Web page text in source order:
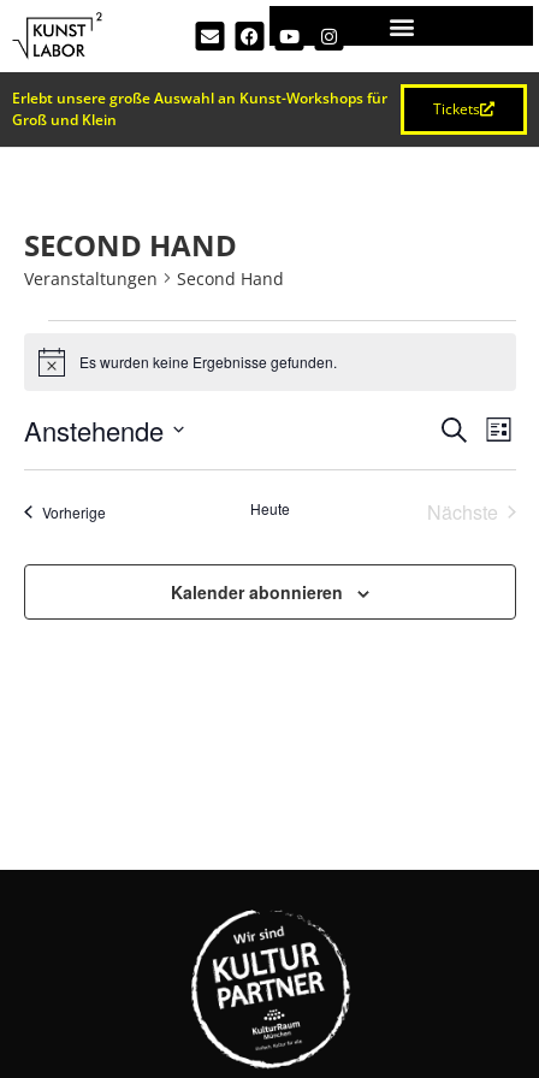
Erlebt unsere große Auswahl an Kunst-Workshops für
Groß und Klein
Tickets
SECOND HAND
Veranstaltungen Second Hand
HinweisEs wurden keine Ergebnisse gefunden.
UND
SucheListe
Anstehende
wählen.
VorherigeVeranstaltungen Heute Nächste
Kalender abonnieren